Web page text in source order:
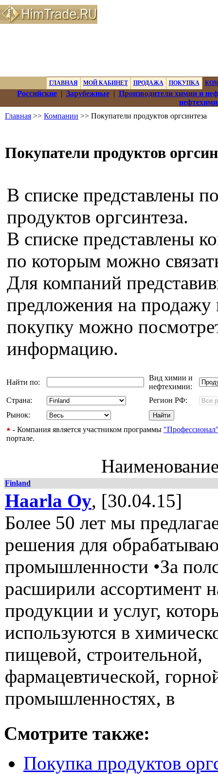
ГЛАВНАЯ МОЙ КАБИНЕТ ПРОДАЖА ПОКУПКА
Российские| Зарубежные| Производители химии и
Главная >> Компании >> Покупатели продуктов оргсинтеза
Покупатели продуктов
В списке представлены
продуктов оргсинтеза.
В списке представлены
по которым можно
Для компаний
предложения на продажу
покупку можно
информацию.
Найти по:
Вид химии и
нефтехимии:
Страна:
Регион РФ:
Рынок:
- Компания является участником программы
портале.
Finland
Haarla Oy, [30.04.15]
Более 50 лет мы
решения для
промышленности •За
расширили ассортимент
продукции и услуг,
используются в
пищевой, строительной,
фармацевтической,
промышленностях, в
Смотрите также:
Покупка продуктов